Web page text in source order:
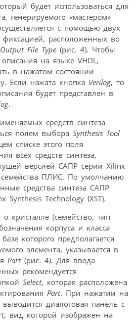
будет использоваться для
генерируемого «мастером»
с помощью двух
расположенных во
Output File Type (рис. 4). Чтобы
на языке VHDL,
в нажатом состоянии
Если нажата кнопка Verilog, то
будет представлен в
.
средств синтеза
полем выбора Synthesis Tool
списке этого поля
всех средств синтеза,
версией САПР серии Xilinx
семейства ПЛИС. По умолчанию
средства синтеза САПР
Synthesis Technology (XST).
кристалле (семейство, тип
корпуса и класса
которого предполагается
элемента, указывается в
Part(рис. 4). Для ввода
рекомендуется
Select, которая расположена
Part. При нажатии на
диалоговая панель с
, вид которой изображен на